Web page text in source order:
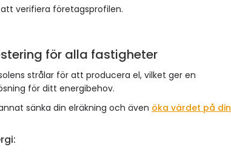
verifiera företagsprofilen.
för alla fastigheter
strålar för att producera el, vilket ger en
för ditt energibehov.
sänka din elräkning och även öka värdet på din